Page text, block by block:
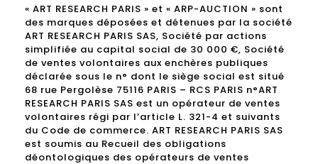
« ART RESEARCH PARIS » et « ARP-AUCTION » sont
des marques déposées et détenues par la société
ART RESEARCH PARIS SAS, Société par actions
simplifiée au capital social de 30 000 €, Société
de ventes volontaires aux enchères publiques
déclarée sous le n° dont le siège social est situé
68 rue Pergolèse 75116 PARIS – RCS PARIS n°ART
RESEARCH PARIS SAS est un opérateur de ventes
volontaires régi par l’article L. 321-4 et suivants
du Code de commerce. ART RESEARCH PARIS SAS
est soumis au Recueil des obligations
déontologiques des opérateurs de ventes